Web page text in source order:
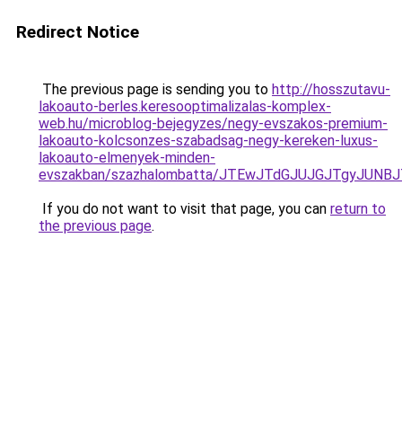
Redirect Notice
The previous page is sending you to http://hosszutavu-
lakoauto-berles.keresooptimalizalas-komplex-
web.hu/microblog-bejegyzes/negy-evszakos-premium-
lakoauto-kolcsonzes-szabadsag-negy-kereken-luxus-
lakoauto-elmenyek-minden-
evszakban/szazhalombatta/
If you do not want to visit that page, you can return to
the previous page.